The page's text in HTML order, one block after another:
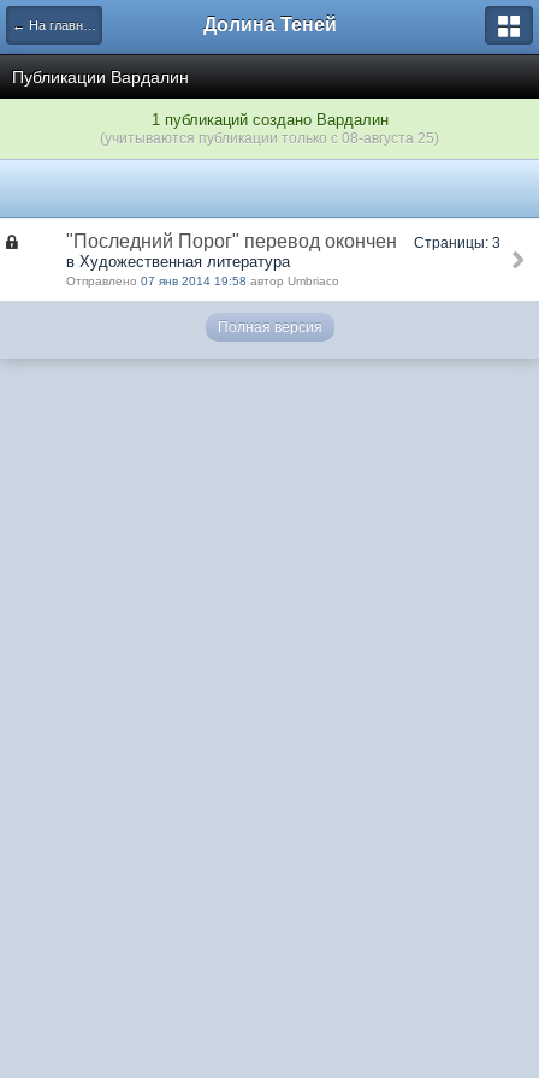
← На главную Долина Теней
Публикации Вардалин
1 публикаций создано Вардалин
(учитываются публикации только с 08-августа 25)
"Последний Порог" перевод окончен Страницы: 3
в Художественная литература
Отправлено 07 янв 2014 19:58 автор Umbriaco
Полная версия